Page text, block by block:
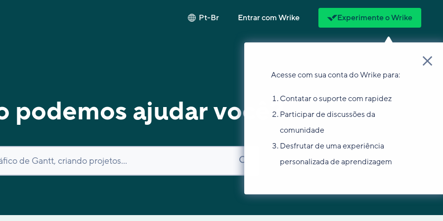
Pt-Br Entrar com Wrike Experimente o Wrike
Acesse com sua conta do Wrike para:
Contatar o suporte com rapidez
Participar de discussões da
comunidade
Desfrutar de uma experiência
personalizada de aprendizagem
podemos ajudar você?